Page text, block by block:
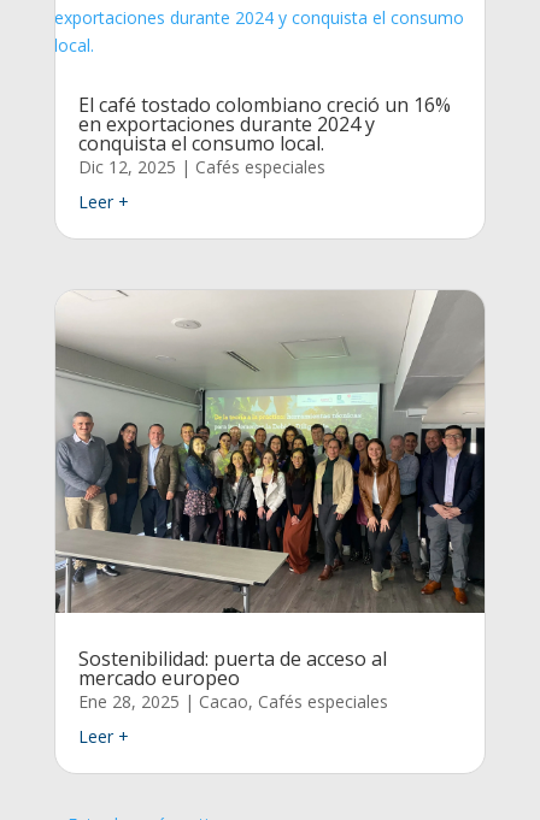
El café tostado colombiano creció un 16%
en exportaciones durante 2024 y
conquista el consumo local.
Dic 12, 2025 | Cafés especiales
Leer +
Sostenibilidad: puerta de acceso al
mercado europeo
Ene 28, 2025 | Cacao, Cafés especiales
Leer +